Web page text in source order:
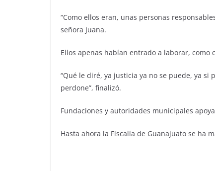
“Como ellos eran, unas personas
señora Juana.
Ellos apenas habían entrado a laborar, como
“Qué le diré, ya justicia ya no se puede, ya
perdone”, finalizó.
Fundaciones y autoridades municipales
Hasta ahora la Fiscalía de Guanajuato se ha